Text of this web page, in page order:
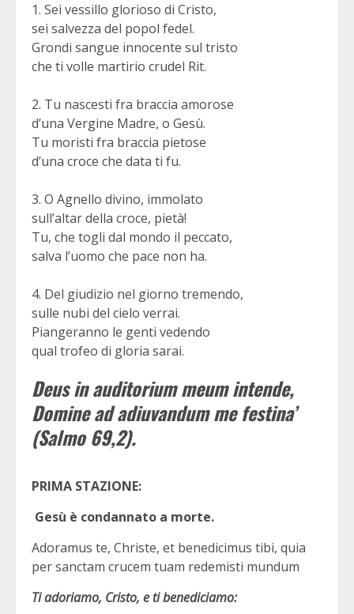
1. Sei vessillo glorioso di Cristo,
sei salvezza del popol fedel.
Grondi sangue innocente sul tristo
che ti volle martirio crudel Rit.
2. Tu nascesti fra braccia amorose
d’una Vergine Madre, o Gesù.
Tu moristi fra braccia pietose
d’una croce che data ti fu.
3. O Agnello divino, immolato
sull’altar della croce, pietà!
Tu, che togli dal mondo il peccato,
salva l’uomo che pace non ha.
4. Del giudizio nel giorno tremendo,
sulle nubi del cielo verrai.
Piangeranno le genti vedendo
qual trofeo di gloria sarai.
Deus in auditorium meum intende,
Domine ad adiuvandum me festina’
(Salmo 69,2).
PRIMA STAZIONE:
Gesù è condannato a morte.
Adoramus te, Christe, et benedicimus tibi, quia
per sanctam crucem tuam redemisti mundum
Ti adoriamo, Cristo, e ti benediciamo: